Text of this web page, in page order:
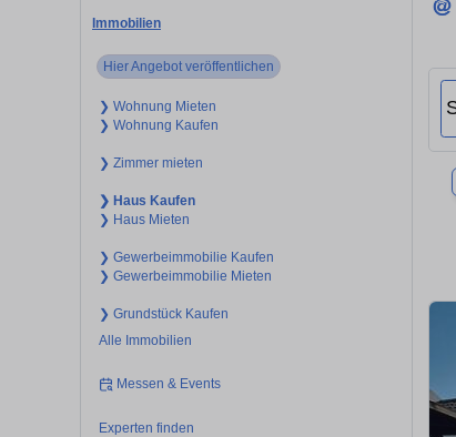
Immobilien
Hier Angebot veröffentlichen
❯ Wohnung Mieten
❯ Wohnung Kaufen
❯ Zimmer mieten
❯ Haus Kaufen
❯ Haus Mieten
❯ Gewerbeimmobilie Kaufen
❯ Gewerbeimmobilie Mieten
❯ Grundstück Kaufen
Alle Immobilien
Messen & Events
Experten finden